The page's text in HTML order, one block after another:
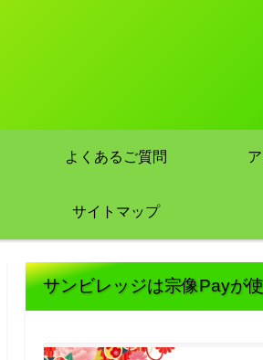
よくあるご質問
サイトマップ
サンビレッジは宗像Payが